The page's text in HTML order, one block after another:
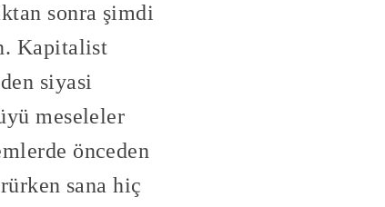
sonra şimdi
Kapitalist
siyasi
meseleler
önceden
sana hiç